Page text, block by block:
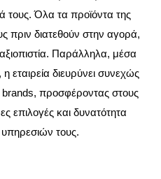
τους. Όλα τα προϊόντα της
πριν διατεθούν στην αγορά,
Παράλληλα, μέσα
διευρύνει συνεχώς
brands, προσφέροντας στους
επιλογές και δυνατότητα
τους.